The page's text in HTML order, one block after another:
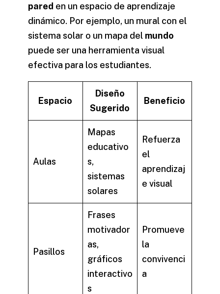
pared en un espacio de aprendizaje
dinámico. Por ejemplo, un mural con el
sistema solar o un mapa del mundo
puede ser una herramienta visual
efectiva para los estudiantes.
Espacio
Diseño
Sugerido
Beneficio
Aulas
Mapas
educativo
s,
sistemas
solares
Refuerza
el
aprendizaj
e visual
Pasillos
Frases
motivador
as,
gráficos
interactivo
s
Promueve
la
convivenci
a